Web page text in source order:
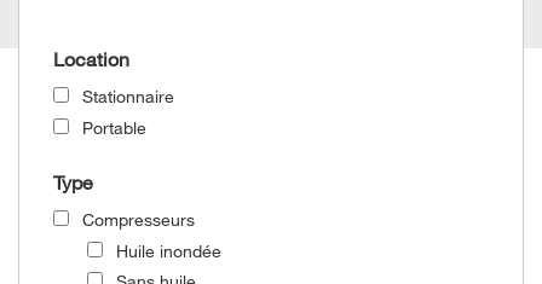
Location
Stationnaire
Portable
Type
Compresseurs
Huile inondée